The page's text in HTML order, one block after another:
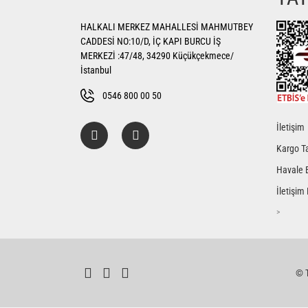
Ürün bilgilerinde hatalar bulunuyor.
Ürün fiyatı diğer sitelerden daha pahalı.
HALKALI MERKEZ MAHALLESİ MAHMUTBEY
CADDESİ NO:10/D, İÇ KAPI BURCU İŞ
MERKEZİ :47/48, 34290 Küçükçekmece/
İstanbul
0546 800 00 50
İletişim
Kargo
Havale
İletişim
>
©